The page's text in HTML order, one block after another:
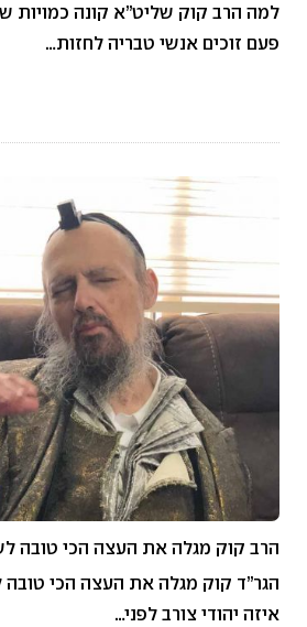
למה הרב קוק שליט”א קונה כמויות
פעם זוכים אנשי טבריה לחזות…
הרב קוק מגלה את העצה הכי טובה
הגר”ד קוק מגלה את העצה הכי
איזה יהודי צורב לפני…